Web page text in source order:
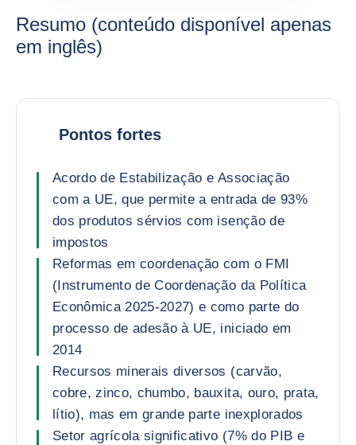
Resumo (conteúdo disponível apenas
em inglês)
Pontos fortes
Acordo de Estabilização e Associação
com a UE, que permite a entrada de 93%
dos produtos sérvios com isenção de
impostos
Reformas em coordenação com o FMI
(Instrumento de Coordenação da Política
Econômica 2025-2027) e como parte do
processo de adesão à UE, iniciado em
2014
Recursos minerais diversos (carvão,
cobre, zinco, chumbo, bauxita, ouro, prata,
lítio), mas em grande parte inexplorados
Setor agrícola significativo (7% do PIB e